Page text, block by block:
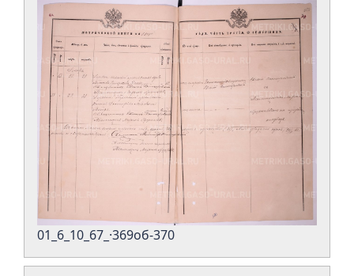
01_6_10_67_·369об-370